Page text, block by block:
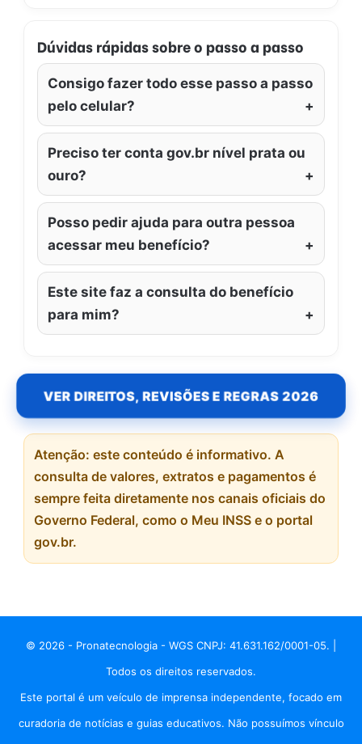
Dúvidas rápidas sobre o passo a passo
Consigo fazer todo esse passo a passo
pelo celular?
Preciso ter conta gov.br nível prata ou
ouro?
Posso pedir ajuda para outra pessoa
acessar meu benefício?
Este site faz a consulta do benefício
para mim?
VER DIREITOS, REVISÕES E REGRAS 2026
Atenção: este conteúdo é informativo. A
consulta de valores, extratos e pagamentos é
sempre feita diretamente nos canais oficiais do
Governo Federal, como o Meu INSS e o portal
gov.br.
© 2026 - Pronatecnologia - WGS CNPJ: 41.631.162/0001-05. |
Todos os direitos reservados.
Este portal é um veículo de imprensa independente, focado em
curadoria de notícias e guias educativos. Não possuímos vínculo